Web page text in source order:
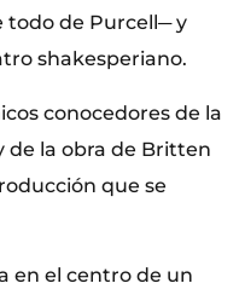
todo de Purcell─ y
shakesperiano.
conocedores de la
de la obra de Britten
que se
en el centro de un